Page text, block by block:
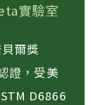
實驗室
爾獎
證，受美
D6866